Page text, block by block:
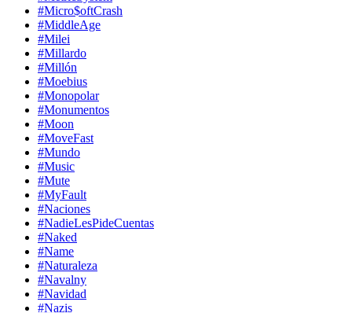
#Micro$oftCrash
#MiddleAge
#Milei
#Millardo
#Millón
#Moebius
#Monopolar
#Monumentos
#Moon
#MoveFast
#Mundo
#Music
#Mute
#MyFault
#Naciones
#NadieLesPideCuentas
#Naked
#Name
#Naturaleza
#Navalny
#Navidad
#Nazis